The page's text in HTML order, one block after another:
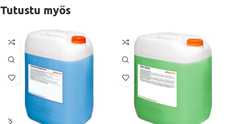
Tutustu myös